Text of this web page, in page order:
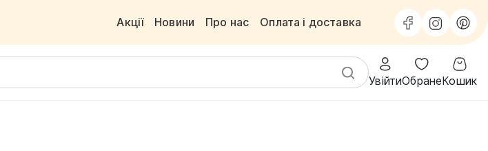
Акції Новини Про нас Оплата і доставка
УвійтиОбранеКошик